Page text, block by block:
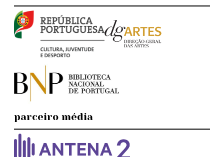
parceiro média